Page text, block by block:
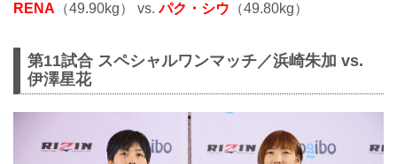
RENA （49.90kg） vs.パク・シウ （49.80kg）
第11試合 スペシャルワンマッチ／浜崎朱加 vs.
伊澤星花